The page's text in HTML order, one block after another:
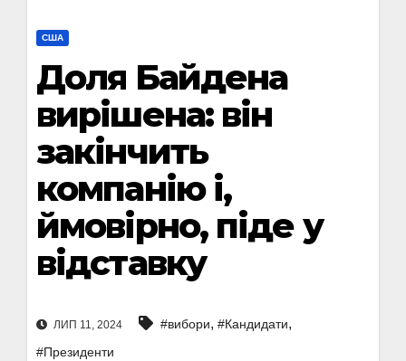
США
Доля Байдена
вирішена: він
закінчить
компанію і,
ймовірно, піде у
відставку
ЛИП 11, 2024 #вибори, #Кандидати,
#Президенти